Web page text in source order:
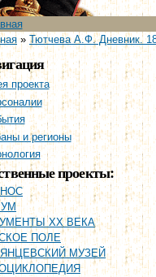
меню
» Тютчева А.Ф. Дневник.
проекта
и регионы
проекты:
XX ВЕКА
ПОЛЕ
МУЗЕЙ